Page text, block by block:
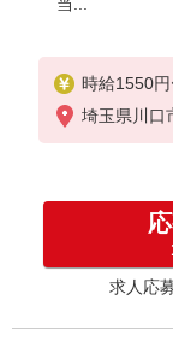
時給1550
む)＞
埼玉県川口
求人応